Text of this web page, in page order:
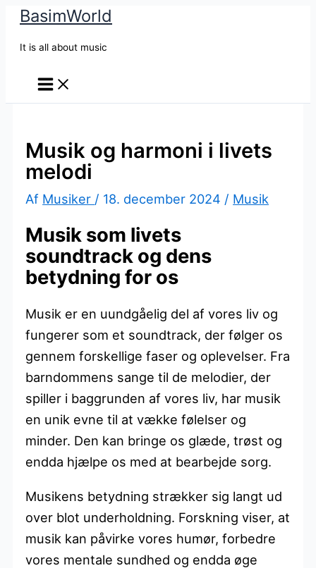
BasimWorld
It is all about music
Musik og harmoni i livets
melodi
Af Musiker / 18. december 2024 / Musik
Musik som livets
soundtrack og dens
betydning for os
Musik er en uundgåelig del af vores liv og
fungerer som et soundtrack, der følger os
gennem forskellige faser og oplevelser. Fra
barndommens sange til de melodier, der
spiller i baggrunden af vores liv, har musik
en unik evne til at vække følelser og
minder. Den kan bringe os glæde, trøst og
endda hjælpe os med at bearbejde sorg.
Musikens betydning strækker sig langt ud
over blot underholdning. Forskning viser, at
musik kan påvirke vores humør, forbedre
vores mentale sundhed og endda øge